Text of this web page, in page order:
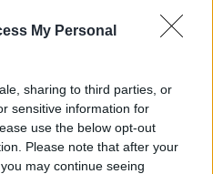
My Personal
sharing to third parties, or
sensitive information for
use the below opt-out
Please note that after your
may continue seeing
αναστολή των βιομετρικών
Ιταλοί τουρίστες
«κλαμπ» βανάκι transfer
για το ξέφρενο